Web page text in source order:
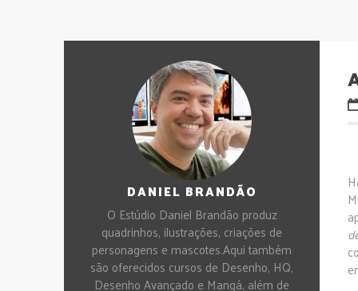
DANIEL BRANDÃO
O Estúdio Daniel Brandão produz
quadrinhos, ilustrações, criações de
personagens e mascotes.Aqui também
são oferecidos cursos de Desenho, HQ,
Desenho Avançado e Mangá, além de